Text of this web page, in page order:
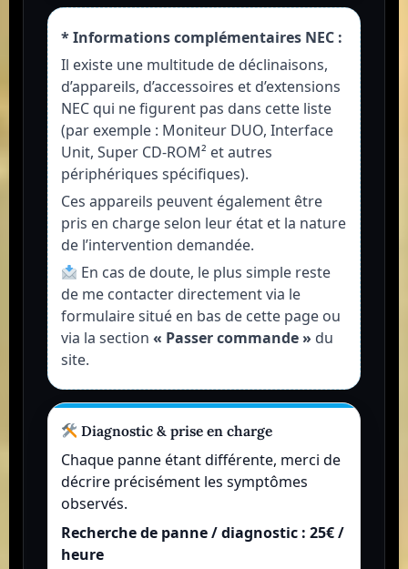
* Informations complémentaires NEC :
Il existe une multitude de déclinaisons,
d’appareils, d’accessoires et d’extensions
NEC qui ne figurent pas dans cette liste
(par exemple : Moniteur DUO, Interface
Unit, Super CD-ROM² et autres
périphériques spécifiques).
Ces appareils peuvent également être
pris en charge selon leur état et la nature
de l’intervention demandée.
En cas de doute, le plus simple reste
de me contacter directement via le
formulaire situé en bas de cette page ou
via la section « Passer commande » du
site.
Diagnostic & prise en charge
Chaque panne étant différente, merci de
décrire précisément les symptômes
observés.
Recherche de panne / diagnostic : 25€ /
heure